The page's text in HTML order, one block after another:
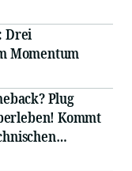
Drei
Momentum
Plug
Kommt